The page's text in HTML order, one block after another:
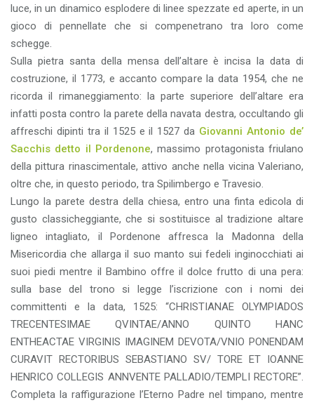
luce, in un dinamico esplodere di linee spezzate ed aperte, in un
gioco di pennellate che si compenetrano tra loro come
schegge.
Sulla pietra santa della mensa dell’altare è incisa la data di
costruzione, il 1773, e accanto compare la data 1954, che ne
ricorda il rimaneggiamento: la parte superiore dell’altare era
infatti posta contro la parete della navata destra, occultando gli
affreschi dipinti tra il 1525 e il 1527 da Giovanni Antonio de’
Sacchis detto il Pordenone, massimo protagonista friulano
della pittura rinascimentale, attivo anche nella vicina Valeriano,
oltre che, in questo periodo, tra Spilimbergo e Travesio.
Lungo la parete destra della chiesa, entro una finta edicola di
gusto classicheggiante, che si sostituisce al tradizione altare
ligneo intagliato, il Pordenone affresca la Madonna della
Misericordia che allarga il suo manto sui fedeli inginocchiati ai
suoi piedi mentre il Bambino offre il dolce frutto di una pera:
sulla base del trono si legge l’iscrizione con i nomi dei
committenti e la data, 1525: “CHRISTIANAE OLYMPIADOS
TRECENTESIMAE QVINTAE/ANNO QUINTO HANC
ENTHEACTAE VIRGINIS IMAGINEM DEVOTA/VNIO PONENDAM
CURAVIT RECTORIBUS SEBASTIANO SV/ TORE ET IOANNE
HENRICO COLLEGIS ANNVENTE PALLADIO/TEMPLI RECTORE”.
Completa la raffigurazione l’Eterno Padre nel timpano, mentre